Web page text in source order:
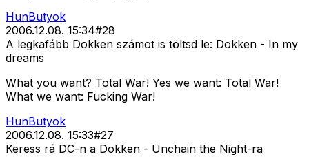
HunButyok
2006.12.08. 15:34#28
A legkafább Dokken számot is töltsd le: Dokken - In my
dreams
What you want? Total War! Yes we want: Total War!
What we want: Fucking War!
HunButyok
2006.12.08. 15:33#27
Keress rá DC-n a Dokken - Unchain the Night-ra